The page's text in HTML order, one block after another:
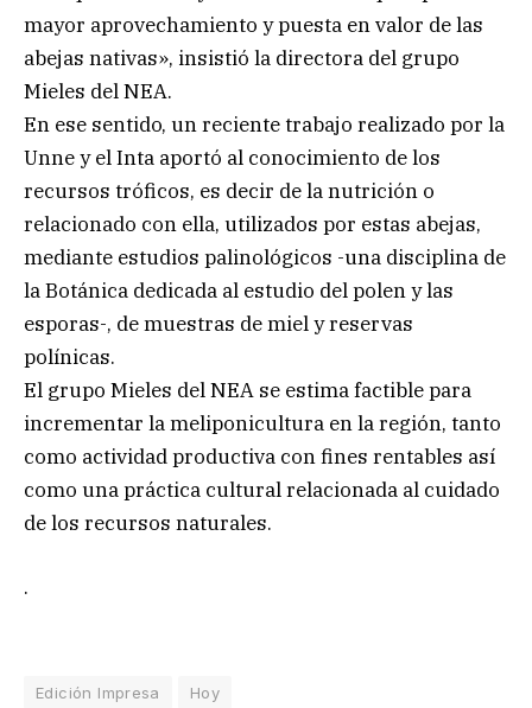
mayor aprovechamiento y puesta en valor de las
abejas nativas», insistió la directora del grupo
Mieles del NEA.
En ese sentido, un reciente trabajo realizado por la
Unne y el Inta aportó al conocimiento de los
recursos tróficos, es decir de la nutrición o
relacionado con ella, utilizados por estas abejas,
mediante estudios palinológicos -una disciplina de
la Botánica dedicada al estudio del polen y las
esporas-, de muestras de miel y reservas
polínicas.
El grupo Mieles del NEA se estima factible para
incrementar la meliponicultura en la región, tanto
como actividad productiva con fines rentables así
como una práctica cultural relacionada al cuidado
de los recursos naturales.
.
Edición Impresa Hoy